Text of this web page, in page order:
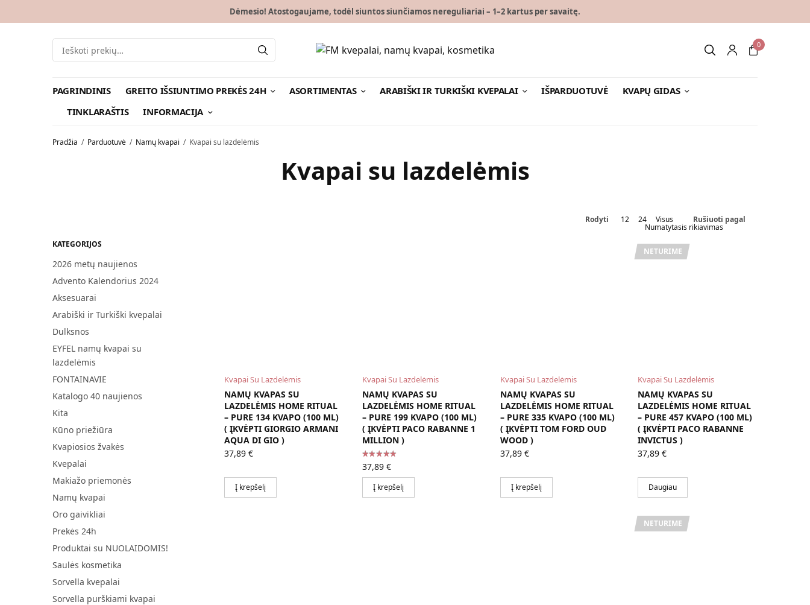
Dėmesio! Atostogaujame, todėl siuntos siunčiamos nereguliariai – 1–2 kartus per savaitę.
0
PAGRINDINIS GREITO IŠSIUNTIMO PREKĖS 24H ASORTIMENTAS ARABIŠKI IR TURKIŠKI KVEPALAI IŠPARDUOTUVĖ
KVAPŲ GIDAS
TINKLARAŠTIS
INFORMACIJA
Pradžia / Parduotuvė / Namų kvapai / Kvapai su lazdelėmis
Kvapai su lazdelėmis
KATEGORIJOS
2026 metų naujienos
Advento Kalendorius 2024
Aksesuarai
Arabiški ir Turkiški kvepalai
Dulksnos
EYFEL namų kvapai su
lazdelėmis
FONTAINAVIE
Katalogo 40 naujienos
Kita
Kūno priežiūra
Kvapiosios žvakės
Kvepalai
Makiažo priemonės
Namų kvapai
Oro gaivikliai
Prekės 24h
Produktai su NUOLAIDOMIS!
Saulės kosmetika
Sorvella kvepalai
Sorvella purškiami kvapai
Rodyti 12 24 Visus Rušiuoti pagal
Kvapai Su Lazdelėmis
NAMŲ KVAPAS SU
LAZDELĖMIS HOME RITUAL
– PURE 134 KVAPO (100 ML)
( ĮKVĖPTI GIORGIO ARMANI
AQUA DI GIO )
37,89 €
Į krepšelį
Kvapai Su Lazdelėmis
NAMŲ KVAPAS SU
LAZDELĖMIS HOME RITUAL
– PURE 199 KVAPO (100 ML)
( ĮKVĖPTI PACO RABANNE 1
MILLION )
37,89 €
Į krepšelį
Kvapai Su Lazdelėmis
NAMŲ KVAPAS SU
LAZDELĖMIS HOME RITUAL
– PURE 335 KVAPO (100 ML)
( ĮKVĖPTI TOM FORD OUD
WOOD )
37,89 €
Į krepšelį
NETURIME
Kvapai Su Lazdelėmis
NAMŲ KVAPAS SU
LAZDELĖMIS HOME RITUAL
– PURE 457 KVAPO (100 ML)
( ĮKVĖPTI PACO RABANNE
INVICTUS )
37,89€
Daugiau
NETURIME